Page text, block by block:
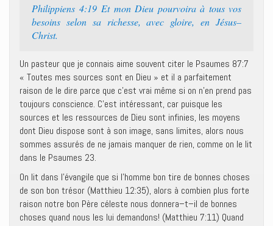
Philippiens 4:19 Et mon Dieu pourvoira à tous vos
besoins selon sa richesse, avec gloire, en Jésus–
Christ.
Un pasteur que je connais aime souvent citer le Psaumes 87:7
« Toutes mes sources sont en Dieu » et il a parfaitement
raison de le dire parce que c’est vrai même si on n’en prend pas
toujours conscience. C’est intéressant, car puisque les
sources et les ressources de Dieu sont infinies, les moyens
dont Dieu dispose sont à son image, sans limites, alors nous
sommes assurés de ne jamais manquer de rien, comme on le lit
dans le Psaumes 23.
On lit dans l’évangile que si l’homme bon tire de bonnes choses
de son bon trésor (Matthieu 12:35), alors à combien plus forte
raison notre bon Père céleste nous donnera–t–il de bonnes
choses quand nous les lui demandons! (Matthieu 7:11) Quand